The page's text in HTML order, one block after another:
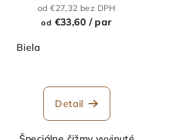
od €27,32 bez DPH
od €33,60 / par
Biela
Detail